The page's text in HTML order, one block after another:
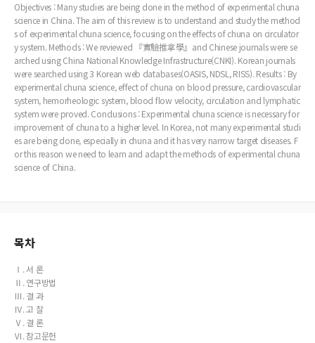
Objectives : Many studies are being done in the method of experimental chuna
science in China. The aim of this review is to understand and study the method
s of experimental chuna science, focusing on the effects of chuna on circulator
y system. Methods : We reviewed 『實驗推拿學』and Chinese journals were se
arched using China National Knowledge Infrastructure(CNKI). Korean journals
were searched using 3 Korean web databases(OASIS, NDSL, RISS). Results : By
experimental chuna science, effect of chuna on blood pressure, cardiovascular
system, hemorheologic system, blood flow velocity, circulation and lymphatic
system were proved. Conclusions : Experimental chuna science is necessary for
improvement of chuna to a higher level. In Korea, not many experimental studi
es are being done, especially in chuna and it has very narrow target diseases. F
or this reason we need to learn and adapt the methods of experimental chuna
science of China.
목차
Ⅰ. 서 론
Ⅱ. 연구방법
Ⅲ. 결 과
Ⅳ. 고 찰
Ⅴ. 결 론
Ⅵ. 참고문헌